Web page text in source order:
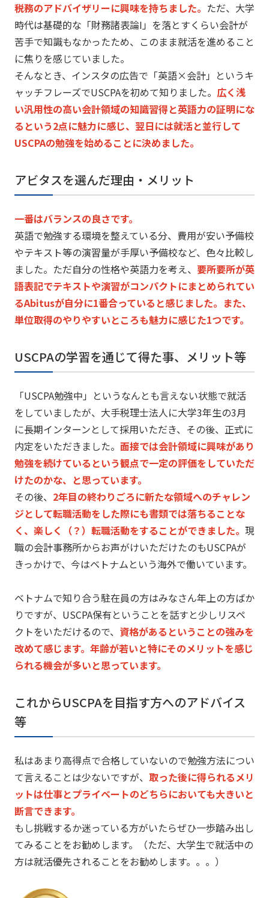
税務のアドバイザリーに興味を持ちました。 ただ、 大学
時代は基礎的な「財務諸表論I」 を落とすくらい会計が
苦手で知識もなかったため、 このまま就活を進めること
に焦りを感じていました。
そんなとき、インスタの広告で「英語×会計」 というキ
ャッチフレーズでUSCPAを初めて知りました。 広く浅
い汎用性の高い会計領域の知識習得と英語力の証明にな
るという2点に魅力に感じ、 翌日には就活と並行して
USCPAの勉強を始めることに決めました。
アビタスを選んだ理由・メリット
一番はバランスの良さです。
英語で勉強する環境を整えている分、 費用が安い予備校
やテキスト等の演習量が手厚い予備校など、 色々比較し
ました。ただ自分の性格や英語力を考え、 要所要所が英
語表記でテキストや演習がコンパクトにまとめられてい
るAbitusが自分に1番合っていると感じました。また、
単位取得のやりやすいところも魅力に感じた1つです。
USCPAの学習を通じて得た事、メリット等
「USCPA勉強中」 というなんとも言えない状態で就活
をしていましたが、 大手税理士法人に大学3年生の3月
に長期インターンとして採用いただき、その後、正式に
内定をいただきました。 面接では会計領域に興味があり
勉強を続けているという観点で一定の評価をしていただ
けたのかな、と思っています。
その後、 2年目の終わりごろに新たな領域へのチャレン
ジとして転職活動をした際にも書類では落ちることな
く、楽しく（？） 転職活動をすることができました。 現
職の会計事務所からお声がけいただけたのもUSCPAが
きっかけで、今はベトナムという海外で働いています。
ベトナムで知り合う駐在員の方はみなさん年上の方ばか
りですが、 USCPA保有ということを話すと少しリスペ
クトをいただけるので、 資格があるということの強みを
改めて感じます。 年齢が若いと特にそのメリットを感じ
られる機会が多いと思っています。
これからUSCPAを目指す方へのアドバイス
等
私はあまり高得点で合格していないので勉強方法につい
て言えるこ とは少ないですが、 取った後に得られるメリ
ットは仕事とプライベートのどちらにおいても大きいと
断言できます。
もし挑戦するか迷っている方がいたらぜひ一歩踏み出し
てみることをお勧めします。（ただ、 大学生で就活中の
方は就活優先されることをお勧めします。。。）